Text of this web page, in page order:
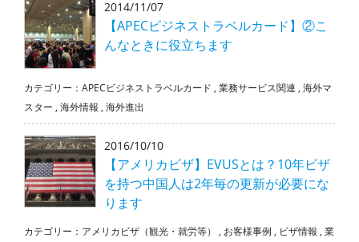
2014/11/07
【APECビジネストラベルカード】②こ
んなときに役立ちます
カテゴリー： APECビジネストラベルカード , 業務サービス関連 , 海外マ
スター , 海外情報 , 海外進出
2016/10/10
【アメリカビザ】EVUSとは？10年ビザ
を持つ中国人は2年毎の更新が必要にな
ります
カテゴリー： アメリカビザ（観光・就労等） , お客様事例 , ビザ情報 , 業